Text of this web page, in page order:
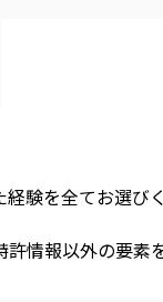
験を全てお選び
許情報以外の要素